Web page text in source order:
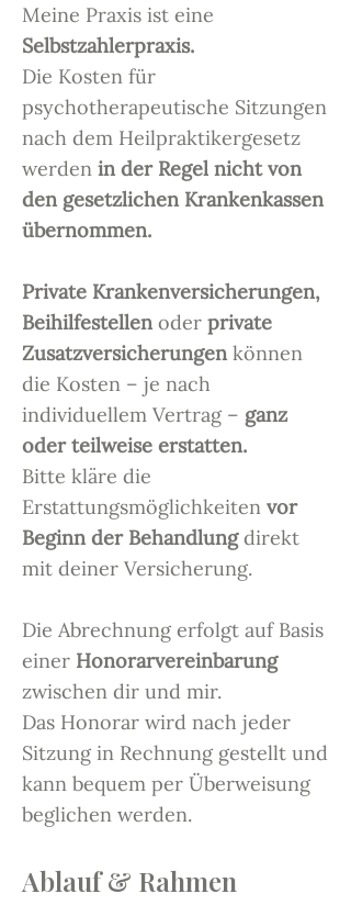
Meine Praxis ist eine
Selbstzahlerpraxis.
Die Kosten für
psychotherapeutische Sitzungen
nach dem Heilpraktikergesetz
werden in der Regel nicht von
den gesetzlichen Krankenkassen
übernommen.
Private Krankenversicherungen,
Beihilfestellen oder private
Zusatzversicherungen können
die Kosten – je nach
individuellem Vertrag – ganz
oder teilweise erstatten.
Bitte kläre die
Erstattungsmöglichkeiten vor
Beginn der Behandlungdirekt
mit deiner Versicherung.
Die Abrechnung erfolgt auf Basis
einer Honorarvereinbarung
zwischen dir und mir.
Das Honorar wird nach jeder
Sitzung in Rechnung gestellt und
kann bequem per Überweisung
beglichen werden.
Ablauf & Rahmen